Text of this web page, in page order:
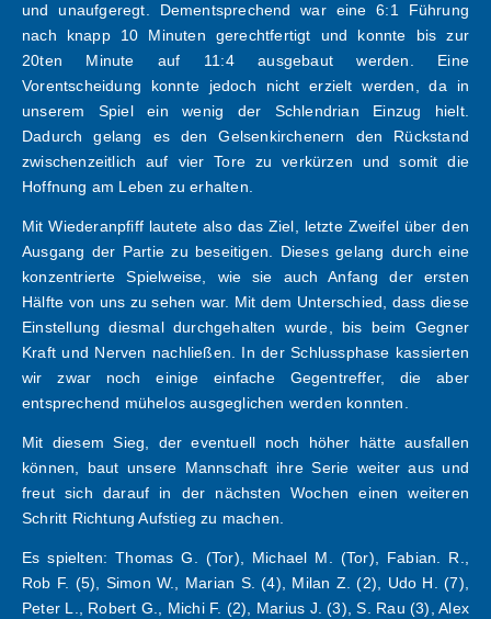
und unaufgeregt. Dementsprechend war eine 6:1 Führung
nach knapp 10 Minuten gerechtfertigt und konnte bis zur
20ten Minute auf 11:4 ausgebaut werden. Eine
Vorentscheidung konnte jedoch nicht erzielt werden, da in
unserem Spiel ein wenig der Schlendrian Einzug hielt.
Dadurch gelang es den Gelsenkirchenern den Rückstand
zwischenzeitlich auf vier Tore zu verkürzen und somit die
Hoffnung am Leben zu erhalten.
Mit Wiederanpfiff lautete also das Ziel, letzte Zweifel über den
Ausgang der Partie zu beseitigen. Dieses gelang durch eine
konzentrierte Spielweise, wie sie auch Anfang der ersten
Hälfte von uns zu sehen war. Mit dem Unterschied, dass diese
Einstellung diesmal durchgehalten wurde, bis beim Gegner
Kraft und Nerven nachließen. In der Schlussphase kassierten
wir zwar noch einige einfache Gegentreffer, die aber
entsprechend mühelos ausgeglichen werden konnten.
Mit diesem Sieg, der eventuell noch höher hätte ausfallen
können, baut unsere Mannschaft ihre Serie weiter aus und
freut sich darauf in der nächsten Wochen einen weiteren
Schritt Richtung Aufstieg zu machen.
Es spielten: Thomas G. (Tor), Michael M. (Tor), Fabian. R.,
Rob F. (5), Simon W., Marian S. (4), Milan Z. (2), Udo H. (7),
Peter L., Robert G., Michi F. (2), Marius J. (3), S. Rau (3), Alex